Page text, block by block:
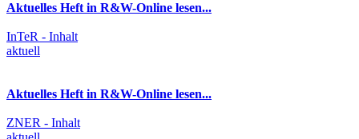
Aktuelles Heft in R&W-Online lesen...
InTeR - Inhalt
aktuell
Aktuelles Heft in R&W-Online lesen...
ZNER - Inhalt